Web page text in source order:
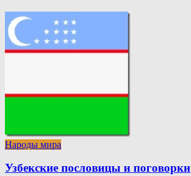
Народы мира
Узбекские пословицы и поговорки